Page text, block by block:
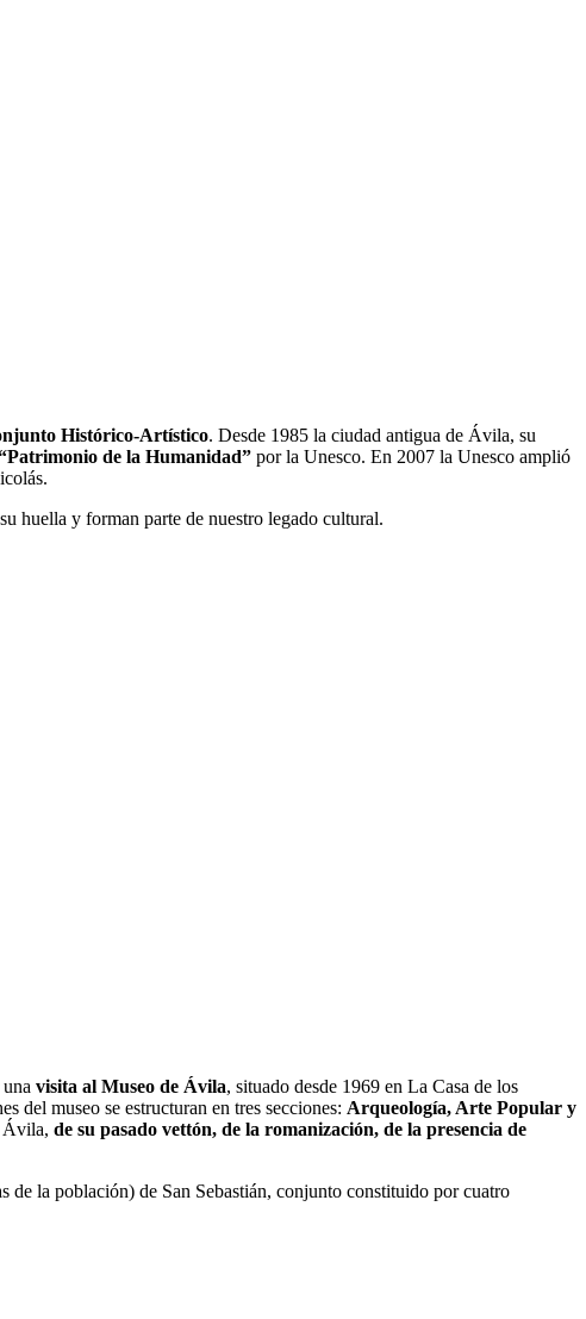
Histórico-Artístico. Desde 1985 la ciudad antigua de Ávila, su
de la Humanidad” por la Unesco. En 2007 la Unesco amplió
huella y forman parte de nuestro legado cultural.
visita al Museo de Ávila, situado desde 1969 en La Casa de los
del museo se estructuran en tres secciones: Arqueología, Arte Popular y
Ávila, de su pasado vettón, de la romanización, de la presencia de
de la población) de San Sebastián, conjunto constituido por cuatro